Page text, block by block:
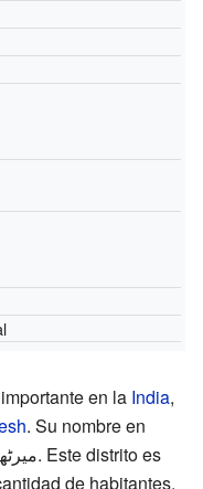
en la India,
. Su nombre en
de habitantes.